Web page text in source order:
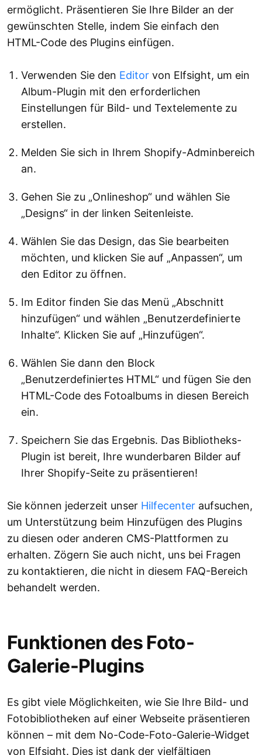
ermöglicht. Präsentieren Sie Ihre Bilder an der
gewünschten Stelle, indem Sie einfach den
HTML-Code des Plugins einfügen.
Verwenden Sie den Editor von Elfsight, um ein
Album-Plugin mit den erforderlichen
Einstellungen für Bild- und Textelemente zu
erstellen.
Melden Sie sich in Ihrem Shopify-Adminbereich
an.
Gehen Sie zu „Onlineshop“ und wählen Sie
„Designs“ in der linken Seitenleiste.
Wählen Sie das Design, das Sie bearbeiten
möchten, und klicken Sie auf „Anpassen“, um
den Editor zu öffnen.
Im Editor finden Sie das Menü „Abschnitt
hinzufügen“ und wählen „Benutzerdefinierte
Inhalte“. Klicken Sie auf „Hinzufügen“.
Wählen Sie dann den Block
„Benutzerdefiniertes HTML“ und fügen Sie den
HTML-Code des Fotoalbums in diesen Bereich
ein.
Speichern Sie das Ergebnis. Das Bibliotheks-
Plugin ist bereit, Ihre wunderbaren Bilder auf
Ihrer Shopify-Seite zu präsentieren!
Sie können jederzeit unser Hilfecenter aufsuchen,
um Unterstützung beim Hinzufügen des Plugins
zu diesen oder anderen CMS-Plattformen zu
erhalten. Zögern Sie auch nicht, uns bei Fragen
zu kontaktieren, die nicht in diesem FAQ-Bereich
behandelt werden.
Funktionen des Foto-
Galerie-Plugins
Es gibt viele Möglichkeiten, wie Sie Ihre Bild- und
Fotobibliotheken auf einer Webseite präsentieren
können – mit dem No-Code-Foto-Galerie-Widget
von Elfsight. Dies ist dank der vielfältigen